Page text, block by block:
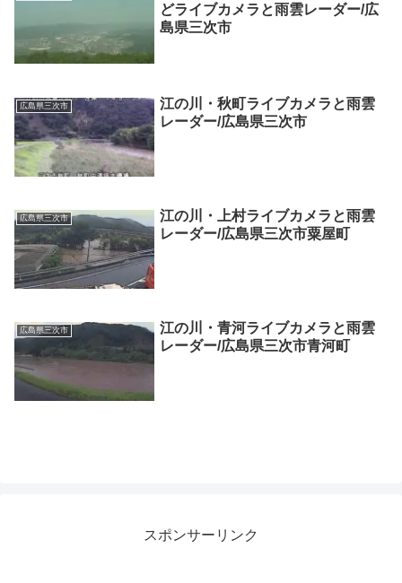
どライブカメラと雨雲レーダー/広
島県三次市
広島県三次市
江の川・秋町ライブカメラと雨雲
レーダー/広島県三次市
広島県三次市
江の川・上村ライブカメラと雨雲
レーダー/広島県三次市粟屋町
広島県三次市
江の川・青河ライブカメラと雨雲
レーダー/広島県三次市青河町
スポンサーリンク